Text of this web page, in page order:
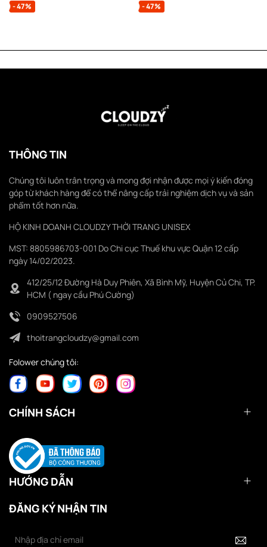
- 47%
- 47%
THÔNG TIN
Chúng tôi luôn trân trọng và mong đợi nhận được mọi ý kiến đóng
góp từ khách hàng để có thể nâng cấp trải nghiệm dịch vụ và sản
phẩm tốt hơn nữa.
HỘ KINH DOANH CLOUDZY THỜI TRANG UNISEX
MST: 8805986703-001 Do Chi cục Thuế khu vực Quận 12 cấp
ngày 14/02/2023.
412/25/12 Đường Hà Duy Phiên, Xã Bình Mỹ, Huyện Củ Chi, TP.
HCM ( ngay cầu Phú Cường)
0909527506
thoitrangcloudzy@gmail.com
Folower chúng tôi:
CHÍNH SÁCH
HƯỚNG DẪN
ĐĂNG KÝ NHẬN TIN